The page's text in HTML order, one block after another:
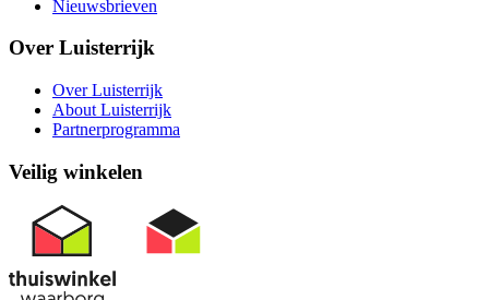
Nieuwsbrieven
Over Luisterrijk
Over Luisterrijk
About Luisterrijk
Partnerprogramma
Veilig winkelen